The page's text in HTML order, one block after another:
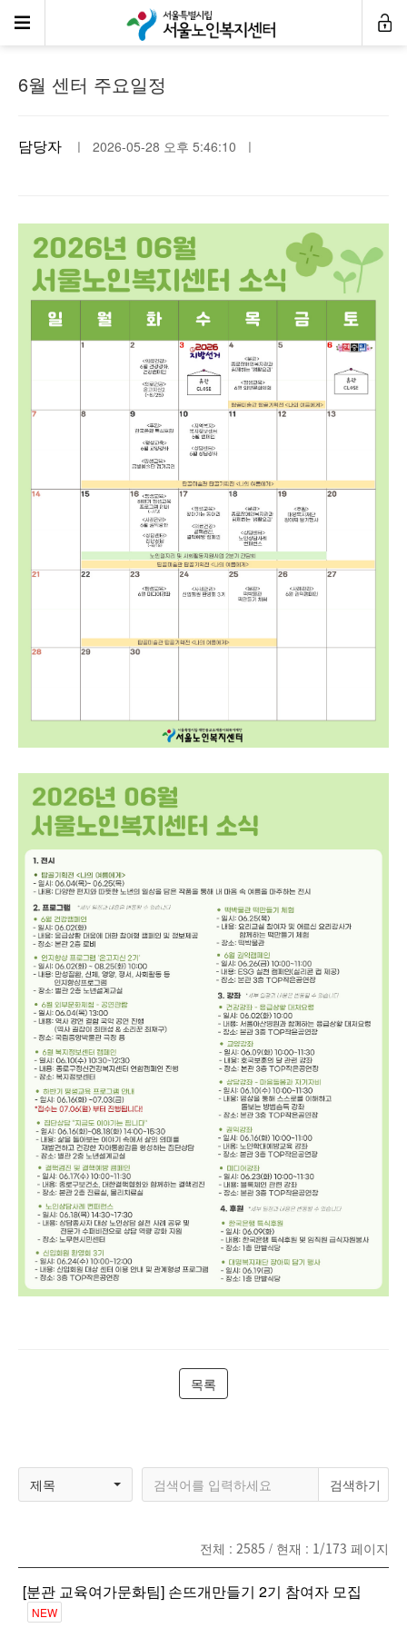
공지사항
6월 센터 주요일정
담당자 ㅣ 2026-05-28 오후 5:46:10 ㅣ
목록
제목
전체 : 2585 / 현재 : 1/173 페이지
[분관 교육여가문화팀] 손뜨개만들기 2기 참여자 모집
NEW